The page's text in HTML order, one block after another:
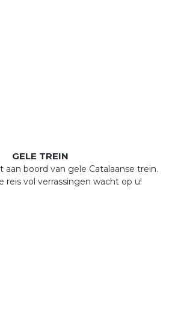
GELE TREIN
aan boord van gele Catalaanse trein.
reis vol verrassingen wacht op u!